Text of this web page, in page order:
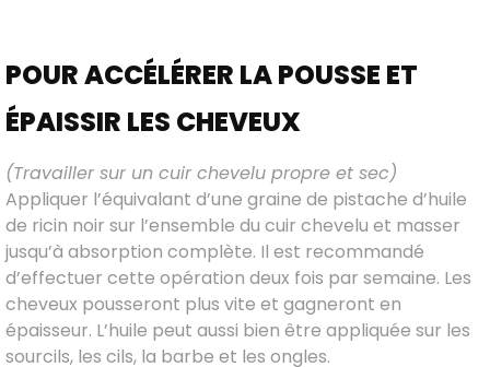
POUR ACCÉLÉRER LA POUSSE ET
ÉPAISSIR LES CHEVEUX
(Travailler sur un cuir chevelu propre et sec)
Appliquer l’équivalant d’une graine de pistache d’huile
de ricin noir sur l’ensemble du cuir chevelu et masser
jusqu’à absorption complète. Il est recommandé
d’effectuer cette opération deux fois par semaine. Les
cheveux pousseront plus vite et gagneront en
épaisseur. L’huile peut aussi bien être appliquée sur les
sourcils, les cils, la barbe et les ongles.